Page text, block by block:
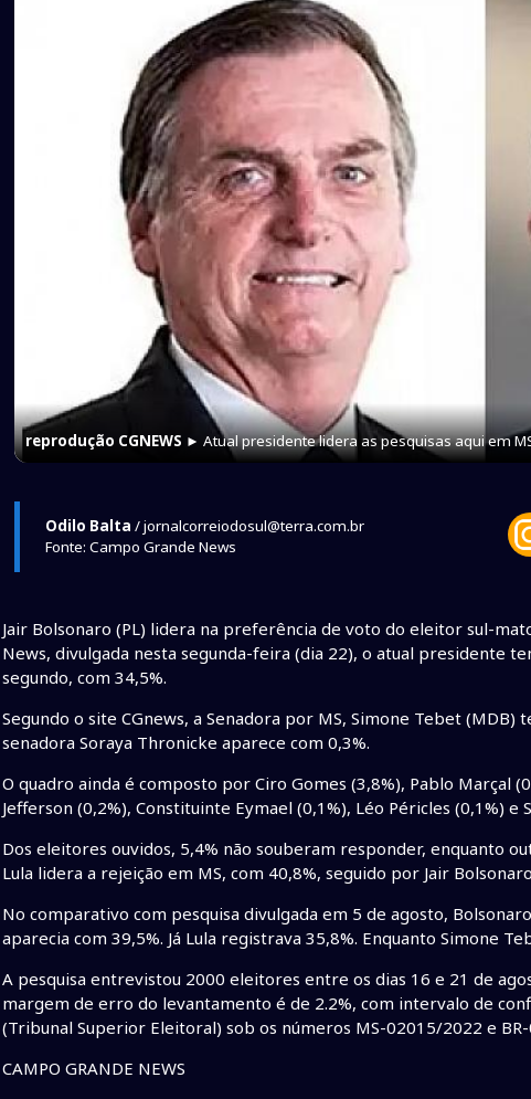
reprodução CGNEWS ► Atual presidente lidera as pesquisas aqui em
Odilo Balta / jornalcorreiodosul@terra.com.br
Fonte: Campo Grande News
Jair Bolsonaro (PL) lidera na preferência de voto do eleitor sul-
News, divulgada nesta segunda-feira (dia 22), o atual presidente
segundo, com 34,5%.
Segundo o site CGnews, a Senadora por MS, Simone Tebet
senadora Soraya Thronicke aparece com 0,3%.
O quadro ainda é composto por Ciro Gomes (3,8%), Pablo Marçal
Jefferson (0,2%), Constituinte Eymael (0,1%), Léo Péricles (0,1%) e
Dos eleitores ouvidos, 5,4% não souberam responder, enquanto
Lula lidera a rejeição em MS, com 40,8%, seguido por Jair
No comparativo com pesquisa divulgada em 5 de agosto,
aparecia com 39,5%. Já Lula registrava 35,8%. Enquanto Simone
A pesquisa entrevistou 2000 eleitores entre os dias 16 e 21 de
margem de erro do levantamento é de 2.2%, com intervalo de
(Tribunal Superior Eleitoral) sob os números MS-02015/2022 e
CAMPO GRANDE NEWS